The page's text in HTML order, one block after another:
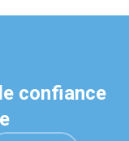
confiance